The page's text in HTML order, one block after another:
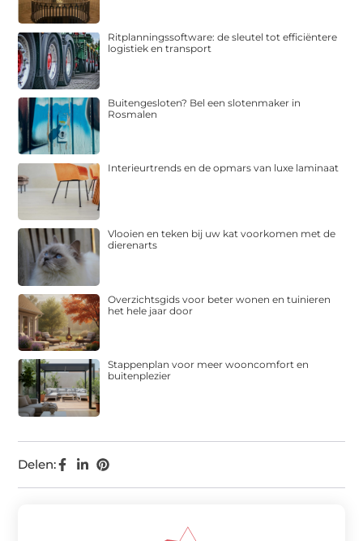
Delen:
Ritplanningssoftware: de sleutel tot efficiëntere
logistiek en transport
Buitengesloten? Bel een slotenmaker in
Rosmalen
Interieurtrends en de opmars van luxe laminaat
Vlooien en teken bij uw kat voorkomen met de
dierenarts
Overzichtsgids voor beter wonen en tuinieren
het hele jaar door
Stappenplan voor meer wooncomfort en
buitenplezier